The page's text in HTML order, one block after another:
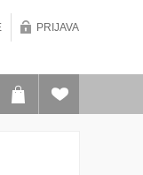
PRIJAVA